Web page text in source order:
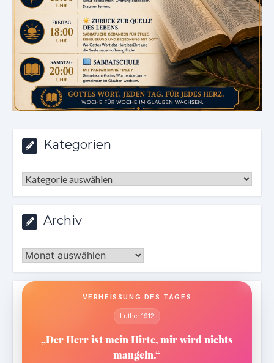
Kategorien
Kategorien
Archiv
Archiv
VERHEISSUNG DES TAGES
Luther 1912
„Der Herr ist mein Hirte, mir wird nichts
mangeln.“